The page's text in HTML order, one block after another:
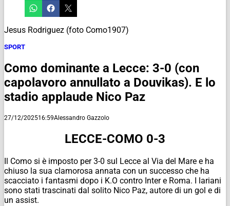
Jesus Rodriguez (foto Como1907)
SPORT
Como dominante a Lecce: 3-0 (con
capolavoro annullato a Douvikas). E lo
stadio applaude Nico Paz
27/12/202516:59Alessandro Gazzolo
LECCE-COMO 0-3
Il Como si è imposto per 3-0 sul Lecce al Via del Mare e ha
chiuso la sua clamorosa annata con un successo che ha
scacciato i fantasmi dopo i K.O contro Inter e Roma. I lariani
sono stati trascinati dal solito Nico Paz, autore di un gol e di
un assist.